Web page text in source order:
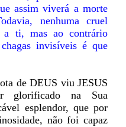
assim viverá a morte
nenhuma cruel
a ti, mas ao contrário
invisíveis é que
de DEUS viu JESUS
glorificado na Sua
esplendor, que por
não foi capaz